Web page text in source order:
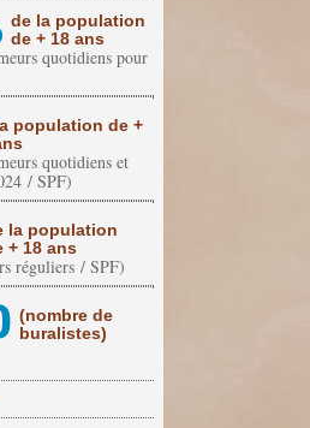
de la population
de + 18 ans
quotidiens pour
population de +
quotidiens et
/ SPF)
la population
+ 18 ans
réguliers / SPF)
(nombre de
buralistes)